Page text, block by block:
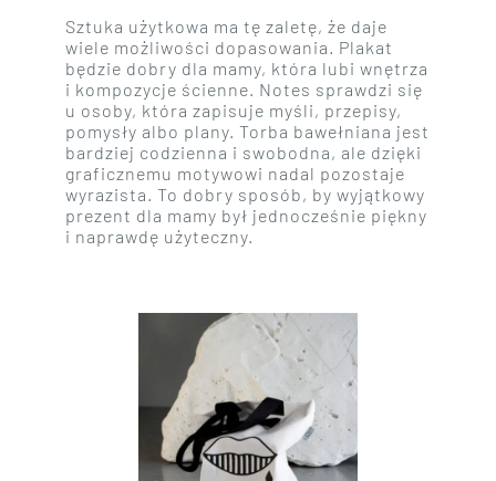
Sztuka użytkowa ma tę zaletę, że daje
wiele możliwości dopasowania. Plakat
będzie dobry dla mamy, która lubi wnętrza
i kompozycje ścienne. Notes sprawdzi się
u osoby, która zapisuje myśli, przepisy,
pomysły albo plany. Torba bawełniana jest
bardziej codzienna i swobodna, ale dzięki
graficznemu motywowi nadal pozostaje
wyrazista. To dobry sposób, by wyjątkowy
prezent dla mamy był jednocześnie piękny
i naprawdę użyteczny.